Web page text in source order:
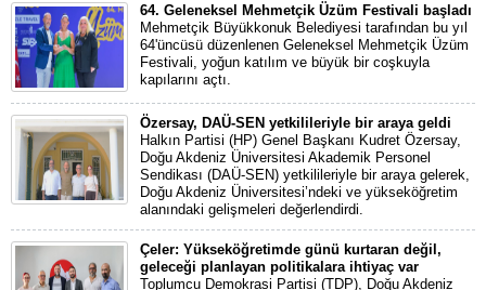
64. Geleneksel Mehmetçik Üzüm Festivali başladı
Mehmetçik Büyükkonuk Belediyesi tarafından bu yıl
64'üncüsü düzenlenen Geleneksel Mehmetçik Üzüm
Festivali, yoğun katılım ve büyük bir coşkuyla
kapılarını açtı.
Özersay, DAÜ-SEN yetkilileriyle bir araya geldi
Halkın Partisi (HP) Genel Başkanı Kudret Özersay,
Doğu Akdeniz Üniversitesi Akademik Personel
Sendikası (DAÜ-SEN) yetkilileriyle bir araya gelerek,
Doğu Akdeniz Üniversitesi’ndeki ve yükseköğretim
alanındaki gelişmeleri değerlendirdi.
Çeler: Yükseköğretimde günü kurtaran değil,
geleceği planlayan politikalara ihtiyaç var
Toplumcu Demokrasi Partisi (TDP), Doğu Akdeniz